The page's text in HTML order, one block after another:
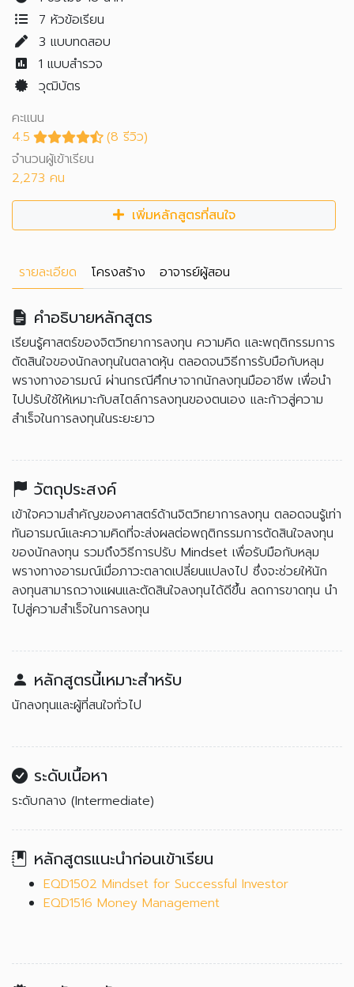
7 หัวข้อเรียน
3 แบบทดสอบ
1 แบบสำรวจ
วุฒิบัตร
คะแนน
4.5
(8 รีวิว)
จำนวนผู้เข้าเรียน
2,273 คน
เพิ่มหลักสูตรที่สนใจ
รายละเอียด โครงสร้าง อาจารย์ผู้สอน
คำอธิบายหลักสูตร
เรียนรู้ศาสตร์ของจิตวิทยาการลงทุน ความคิด และพฤติกรรมการ
ตัดสินใจของนักลงทุนในตลาดหุ้น ตลอดจนวิธีการรับมือกับหลุม
พรางทางอารมณ์ ผ่านกรณีศึกษาจากนักลงทุนมืออาชีพ เพื่อนำ
ไปปรับใช้ให้เหมาะกับสไตล์การลงทุนของตนเอง และก้าวสู่ความ
สำเร็จในการลงทุนในระยะยาว
วัตถุประสงค์
เข้าใจความสำคัญของศาสตร์ด้านจิตวิทยาการลงทุน ตลอดจนรู้เท่า
ทันอารมณ์และความคิดที่จะส่งผลต่อพฤติกรรมการตัดสินใจลงทุน
ของนักลงทุน รวมถึงวิธีการปรับ Mindset เพื่อรับมือกับหลุม
พรางทางอารมณ์เมื่อภาวะตลาดเปลี่ยนแปลงไป ซึ่งจะช่วยให้นัก
ลงทุนสามารถวางแผนและตัดสินใจลงทุนได้ดีขึ้น ลดการขาดทุน นำ
ไปสู่ความสำเร็จในการลงทุน
หลักสูตรนี้เหมาะสำหรับ
นักลงทุนและผู้ที่สนใจทั่วไป
ระดับเนื้อหา
ระดับกลาง (Intermediate)
หลักสูตรแนะนำก่อนเข้าเรียน
EQD1502 Mindset for Successful Investor
EQD1516 Money Management